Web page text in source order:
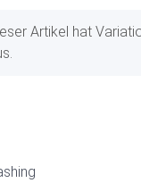
Artikel hat